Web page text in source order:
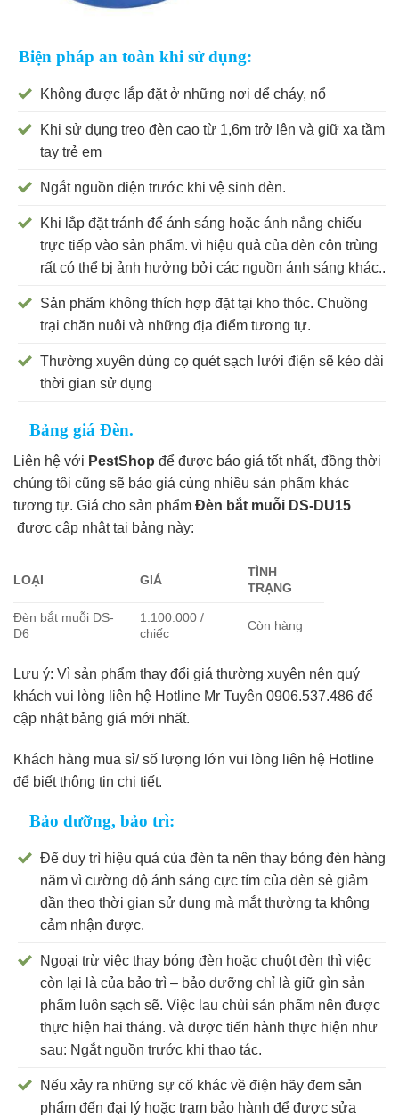
Biện pháp an toàn khi sử dụng:
Không được lắp đặt ở những nơi dể cháy, nổ
Khi sử dụng treo đèn cao từ 1,6m trở lên và giữ xa tầm
tay trẻ em
Ngắt nguồn điện trước khi vệ sinh đèn.
Khi lắp đặt tránh để ánh sáng hoặc ánh nắng chiếu
trực tiếp vào sản phẩm. vì hiệu quả của đèn côn trùng
rất có thể bị ảnh hưởng bởi các nguồn ánh sáng khác..
Sản phẩm không thích hợp đặt tại kho thóc. Chuồng
trại chăn nuôi và những địa điểm tương tự.
Thường xuyên dùng cọ quét sạch lưới điện sẽ kéo dài
thời gian sử dụng
Bảng giá Đèn.
Liên hệ với PestShop để được báo giá tốt nhất, đồng thời
chúng tôi cũng sẽ báo giá cùng nhiều sản phẩm khác
tương tự. Giá cho sản phẩm Đèn bắt muỗi DS-DU15
được cập nhật tại bảng này:
LOẠI GIÁ
TÌNH
TRẠNG
Đèn bắt muỗi DS-
D6
1.100.000 /
chiếc
Còn hàng
Lưu ý: Vì sản phẩm thay đổi giá thường xuyên nên quý
khách vui lòng liên hệ Hotline Mr Tuyên 0906.537.486 để
cập nhật bảng giá mới nhất.
Khách hàng mua sỉ/ số lượng lớn vui lòng liên hệ Hotline
để biết thông tin chi tiết.
Bảo dưỡng, bảo trì:
Để duy trì hiệu quả của đèn ta nên thay bóng đèn hàng
năm vì cường độ ánh sáng cực tím của đèn sẻ giảm
dần theo thời gian sử dụng mà mắt thường ta không
cảm nhận được.
Ngoại trừ việc thay bóng đèn hoặc chuột đèn thì việc
còn lại là của bảo trì – bảo dưỡng chỉ là giữ gìn sản
phẩm luôn sạch sẽ. Việc lau chùi sản phẩm nên được
thực hiện hai tháng. và được tiến hành thực hiện như
sau: Ngắt nguồn trước khi thao tác.
Nếu xảy ra những sự cố khác về điện hãy đem sản
phẩm đến đại lý hoặc trạm bảo hành để được sửa